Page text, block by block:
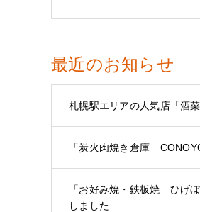
最近のお知らせ
札幌駅エリアの人気店「酒
「炭火肉焼き倉庫
「お好み焼・鉄板焼 ひげ
しました